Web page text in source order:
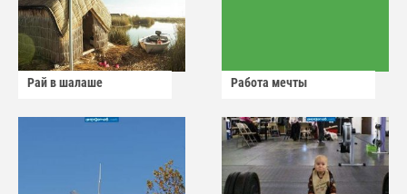
Рай в шалаше Работа мечты